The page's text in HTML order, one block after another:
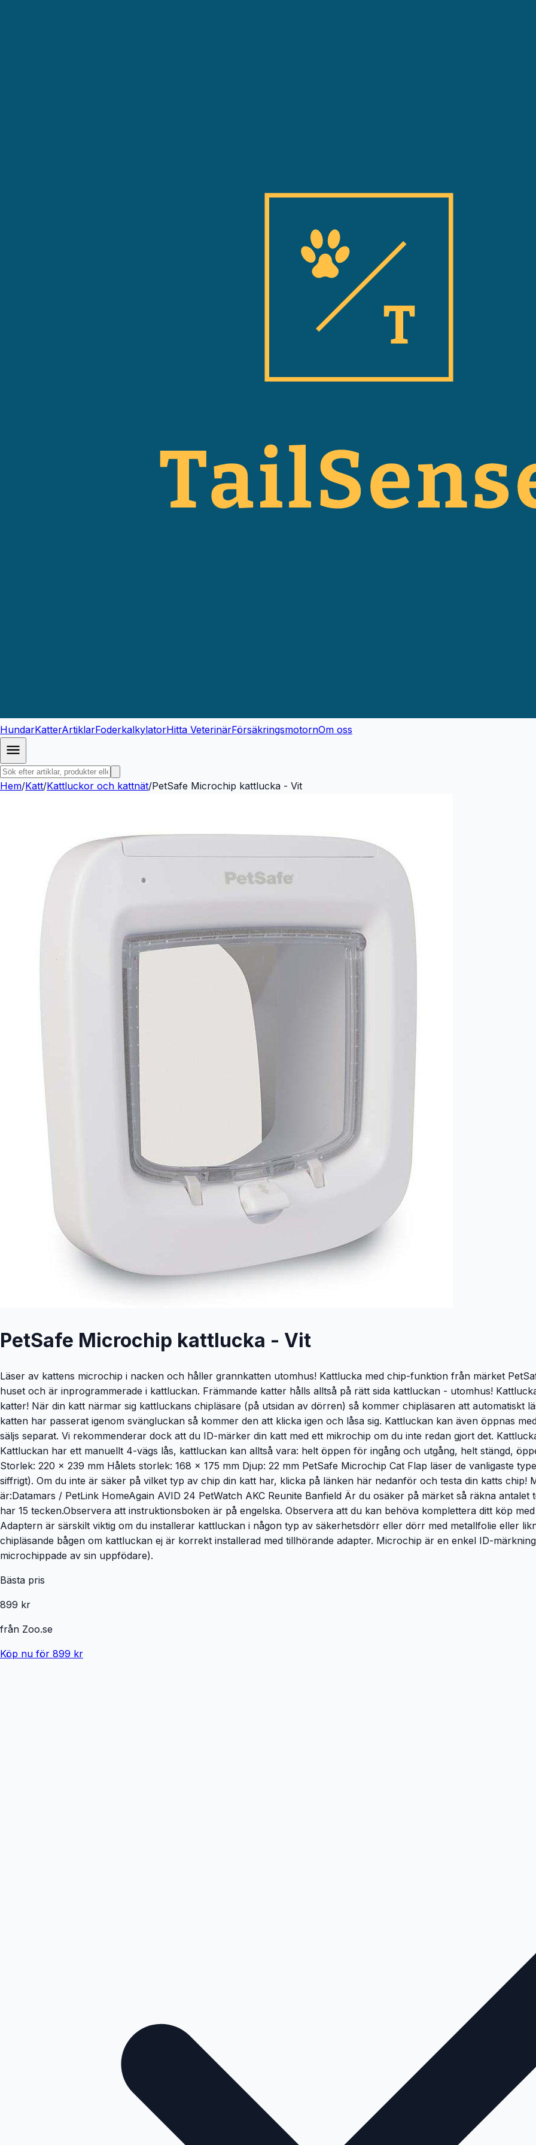
HundarKatterArtiklarFoderkalkylatorHitta VeterinärFörsäkringsmotornOm oss
Hem/Katt/Kattluckor och kattnät/PetSafe Microchip kattlucka - Vit
PetSafe Microchip kattlucka - Vit
Läser av kattens microchip i nacken och håller grannkatten utomhus! Kattlucka med chip-funktion från märket
huset och är inprogrammerade i kattluckan. Främmande katter hålls alltså på rätt sida kattluckan - utomhus!
katter! När din katt närmar sig kattluckans chipläsare (på utsidan av dörren) så kommer chipläsaren att automatiskt
katten har passerat igenom svängluckan så kommer den att klicka igen och låsa sig. Kattluckan kan även öppnas
säljs separat. Vi rekommenderar dock att du ID-märker din katt med ett mikrochip om du inte redan gjort det.
Kattluckan har ett manuellt 4-vägs lås, kattluckan kan alltså vara: helt öppen för ingång och utgång, helt stängd,
Storlek: 220 x 239 mm Hålets storlek: 168 x 175 mm Djup: 22 mm PetSafe Microchip Cat Flap läser de vanligaste
siffrigt). Om du inte är säker på vilket typ av chip din katt har, klicka på länken här nedanför och testa din katts
är:Datamars / PetLink HomeAgain AVID 24 PetWatch AKC Reunite Banfield Är du osäker på märket så räkna
har 15 tecken.Observera att instruktionsboken är på engelska. Observera att du kan behöva komplettera ditt köp
Adaptern är särskilt viktig om du installerar kattluckan i någon typ av säkerhetsdörr eller dörr med metallfolie eller
chipläsande bågen om kattluckan ej är korrekt installerad med tillhörande adapter. Microchip är en enkel ID-
microchippade av sin uppfödare).
Bästa pris
899 kr
från Zoo.se
Köp nu för 899 kr